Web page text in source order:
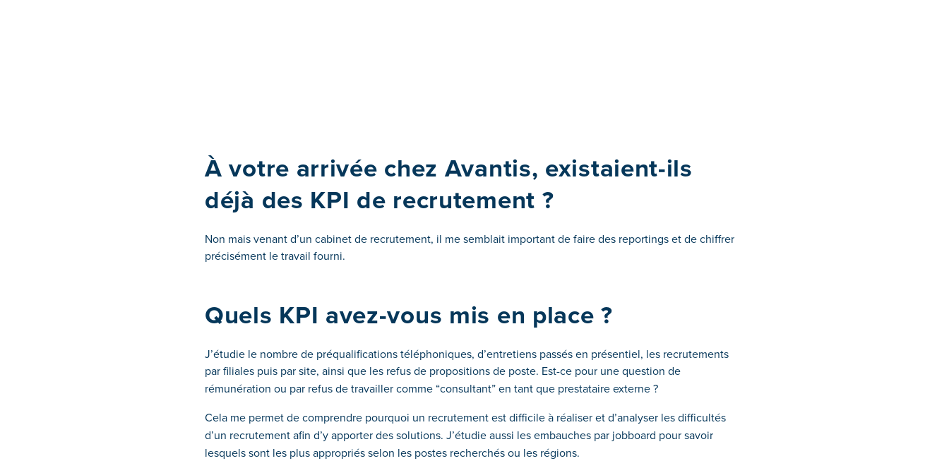
À votre arrivée chez Avantis, existaient-ils
déjà des KPI de recrutement ?
Non mais venant d’un cabinet de recrutement, il me semblait important de faire des reportings et de chiffrer
précisément le travail fourni.
Quels KPI avez-vous mis en place ?
J’étudie le nombre de préqualifications téléphoniques, d’entretiens passés en présentiel, les recrutements
par filiales puis par site, ainsi que les refus de propositions de poste. Est-ce pour une question de
rémunération ou par refus de travailler comme “consultant”en tant que prestataire externe ?
Cela me permet de comprendre pourquoi un recrutement est difficile à réaliser etd’analyser les difficultés
d’un recrutement afin d’y apporter des solutions. J’étudie aussi les embauches par jobboard pour savoir
lesquels sont les plusappropriésselon les postes recherchésou les régions.